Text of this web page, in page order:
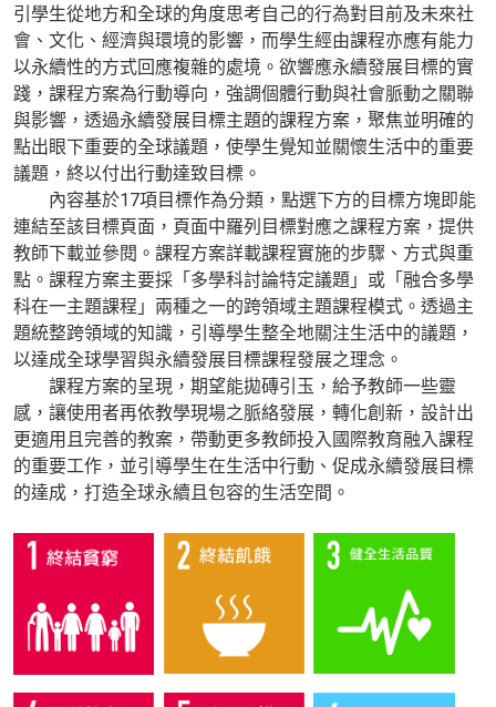
引學生從地方和全球的角度思考自己的行為對目前及未來社
會、文化、經濟與環境的影響，而學生經由課程亦應有能力
以永續性的方式回應複雜的處境。欲響應永續發展目標的實
踐，課程方案為行動導向，強調個體行動與社會脈動之關聯
與影響，透過永續發展目標主題的課程方案，聚焦並明確的
點出眼下重要的全球議題，使學生覺知並關懷生活中的重要
議題，終以付出行動達致目標。
內容基於17項目標作為分類，點選下方的目標方塊即能
連結至該目標頁面，頁面中羅列目標對應之課程方案，提供
教師下載並參閱。課程方案詳載課程實施的步驟、方式與重
點。課程方案主要採「多學科討論特定議題」或「融合多學
科在一主題課程」兩種之一的跨領域主題課程模式。透過主
題統整跨領域的知識，引導學生整全地關注生活中的議題，
以達成全球學習與永續發展目標課程發展之理念。
課程方案的呈現，期望能拋磚引玉，給予教師一些靈
感，讓使用者再依教學現場之脈絡發展，轉化創新，設計出
更適用且完善的教案，帶動更多教師投入國際教育融入課程
的重要工作，並引導學生在生活中行動、促成永續發展目標
的達成，打造全球永續且包容的生活空間。